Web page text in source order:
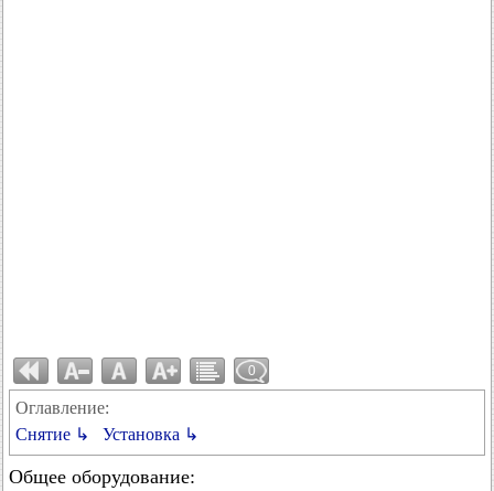
0
Оглавление:
Снятие ↳
Установка ↳
Общее оборудование: